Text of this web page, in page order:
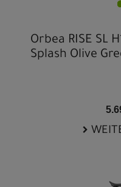
Orbea RISE SL
Splash Olive